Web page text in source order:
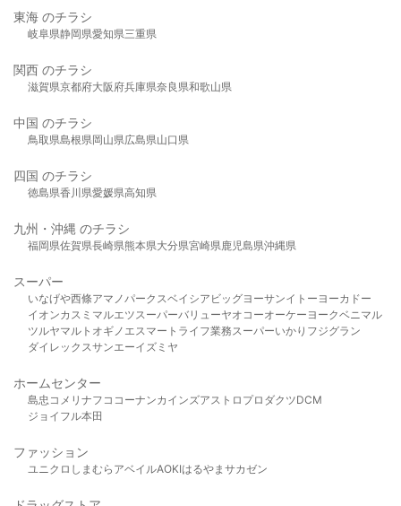
東海 のチラシ
岐阜県静岡県愛知県三重県
関西 のチラシ
滋賀県京都府大阪府兵庫県奈良県和歌山県
中国 のチラシ
鳥取県島根県岡山県広島県山口県
四国 のチラシ
徳島県香川県愛媛県高知県
九州・沖縄 のチラシ
福岡県佐賀県長崎県熊本県大分県宮崎県鹿児島県沖縄県
スーパー
いなげや西條アマノパークスベイシア ビッグヨーサンイトーヨーカドー
イオンカスミ マルエツスーパーバリューヤオコーオーケー ヨークベニマル
ツルヤマルト オギノ エスマート ライフ業務スーパーいかり フジグラン
ダイレックスサンエーイズミヤ
ホームセンター
島忠 コメリ ナフコ コーナンカインズアストロプロダクツDCM
ジョイフル本田
ファッション
ユニクロ しまむら アベイルAOKIはるやま サカゼン